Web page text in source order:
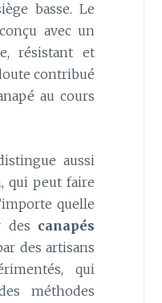
basse. Le
avec un
résistant et
contribué
au cours
aussi
qui peut faire
quelle
des canapés
des artisans
qui
méthodes